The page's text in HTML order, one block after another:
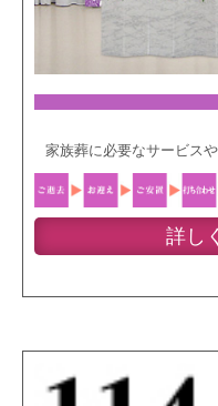
家族葬に必要なサービス
詳し